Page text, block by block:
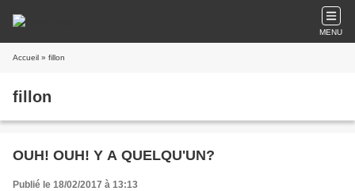
MENU
Accueil » fillon
fillon
OUH! OUH! Y A QUELQU'UN?
Publié le 18/02/2017 à 13:13